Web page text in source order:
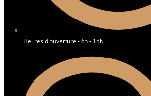
Heures d'ouverture - 6h - 15h